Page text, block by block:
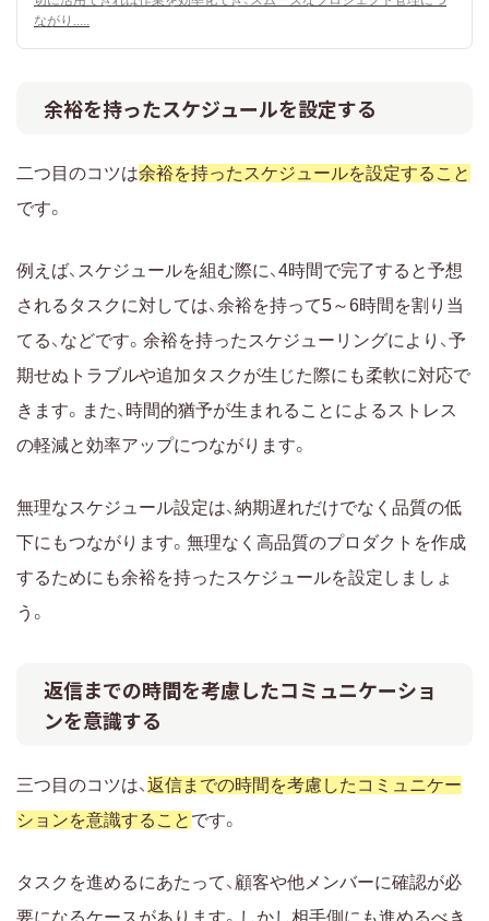
ながり.....
余裕を持ったスケジュールを設定する
二つ目のコツは余裕を持ったスケジュールを設定すること
です。
例えば、スケジュールを組む際に、4時間で完了すると予想
されるタスクに対しては、余裕を持って5～6時間を割り当
てる、などです。余裕を持ったスケジューリングにより、予
期せぬトラブルや追加タスクが生じた際にも柔軟に対応で
きます。また、時間的猶予が生まれることによるストレス
の軽減と効率アップにつながります。
無理なスケジュール設定は、納期遅れだけでなく品質の低
下にもつながります。無理なく高品質のプロダクトを作成
するためにも余裕を持ったスケジュールを設定しましょ
う。
返信までの時間を考慮したコミュニケーショ
ンを意識する
三つ目のコツは、 返信までの時間を考慮したコミュニケー
ションを意識すること です。
タスクを進めるにあたって、顧客や他メンバーに確認が必